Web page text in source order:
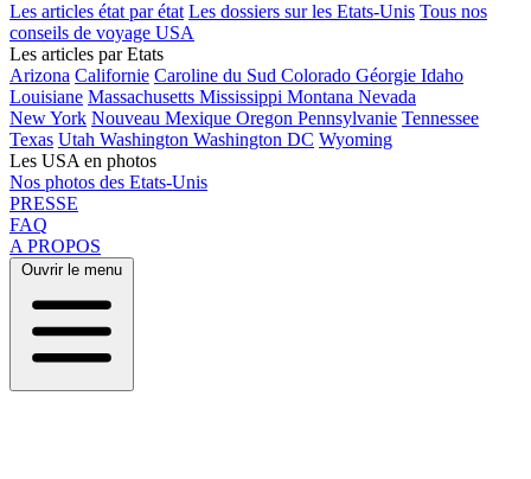
Les articles état par état Les dossiers sur les Etats-Unis Tous nos
conseils de voyage USA
Les articles par Etats
Arizona Californie Caroline du Sud Colorado Géorgie Idaho
Louisiane Massachusetts Mississippi Montana Nevada
New York Nouveau Mexique Oregon Pennsylvanie Tennessee
Texas Utah Washington Washington DC Wyoming
Les USA en photos
Nos photos des Etats-Unis
PRESSE
FAQ
A PROPOS
Ouvrir le menu